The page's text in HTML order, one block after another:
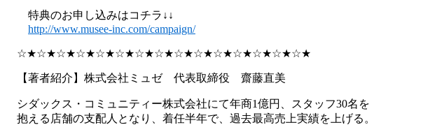
特典のお申し込みはコチラ↓↓
http://www.musee-inc.com/campaign/
☆★☆★☆★☆★☆★☆★☆★☆★☆★☆★☆★☆★☆★☆★☆★
【著者紹介】株式会社ミュゼ 代表取締役 齋藤直美
シダックス・コミュニティー株式会社にて年商1億円、スタッフ30名を
抱える店舗の支配人となり、着任半年で、過去最高売上実績を上げる。